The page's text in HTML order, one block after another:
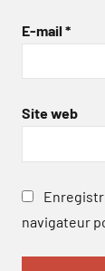
E-mail *
Site web
navigateur